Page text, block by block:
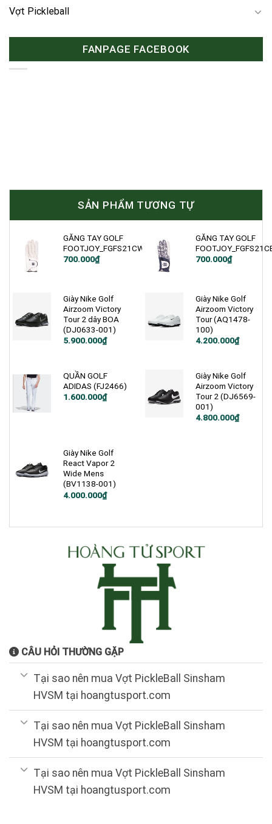
Vợt Pickleball
FANPAGE FACEBOOK
SẢN PHẨM TƯƠNG TỰ
GĂNG TAY GOLF
FOOTJOY_FGFS21CW
700.000₫
GĂNG TAY GOLF
700.000₫
Giày Nike Golf
Airzoom Victory
Tour 2 dây BOA
(DJ0633-001)
Giá
5.900.000₫
Giá
5.900.000₫.
Giày Nike Golf
Airzoom Victory
Tour (AQ1478-
100)
Giá
4.200.000₫
Giá
4.200.000₫.
QUẦN GOLF
ADIDAS (FJ2466)
1.600.000₫
Giày Nike Golf
Airzoom Victory
Tour 2 (DJ6569-
001)
Giá
4.800.000₫
Giá
Giày Nike Golf
React Vapor 2
Wide Mens
(BV1138-001)
Giá
4.000.000₫
Giá
4.000.000₫.
CÂU HỎI THƯỜNG GẶP
Tại sao nên mua Vợt PickleBall Sinsham
HVSM tại hoangtusport.com
Tại sao nên mua Vợt PickleBall Sinsham
HVSM tại hoangtusport.com
Tại sao nên mua Vợt PickleBall Sinsham
HVSM tại hoangtusport.com